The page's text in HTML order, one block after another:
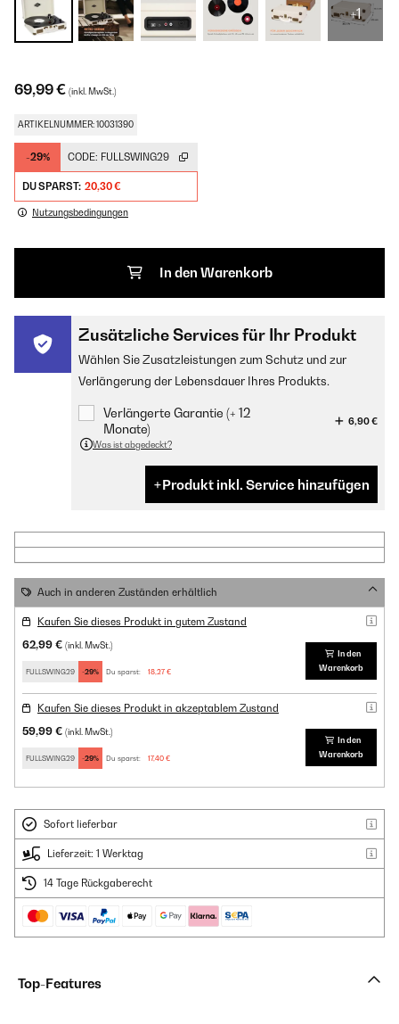
+1
69,99 € (inkl. MwSt.)
ARTIKELNUMMER: 10031390
-29% CODE: FULLSWING29
DU SPARST: 20,30 €
Nutzungsbedingungen
In den Warenkorb
Zusätzliche Services für Ihr Produkt
Wählen Sie Zusatzleistungen zum Schutz und zur
Verlängerung der Lebensdauer Ihres Produkts.
Verlängerte Garantie (+ 12
Monate)
6,90 €
Was ist abgedeckt?
Produkt inkl. Service hinzufügen
Auch in anderen Zuständen erhältlich
Kaufen Sie dieses Produkt in gutem Zustand
62,99 € (inkl. MwSt.)
FULLSWING29 -29% Du sparst: 18,27 €
In den
Warenkorb
Kaufen Sie dieses Produkt in akzeptablem Zustand
59,99 € (inkl. MwSt.)
FULLSWING29 -29% Du sparst: 17,40 €
In den
Warenkorb
Sofort lieferbar
Lieferzeit: 1 Werktag
14 Tage Rückgaberecht
Top-Features